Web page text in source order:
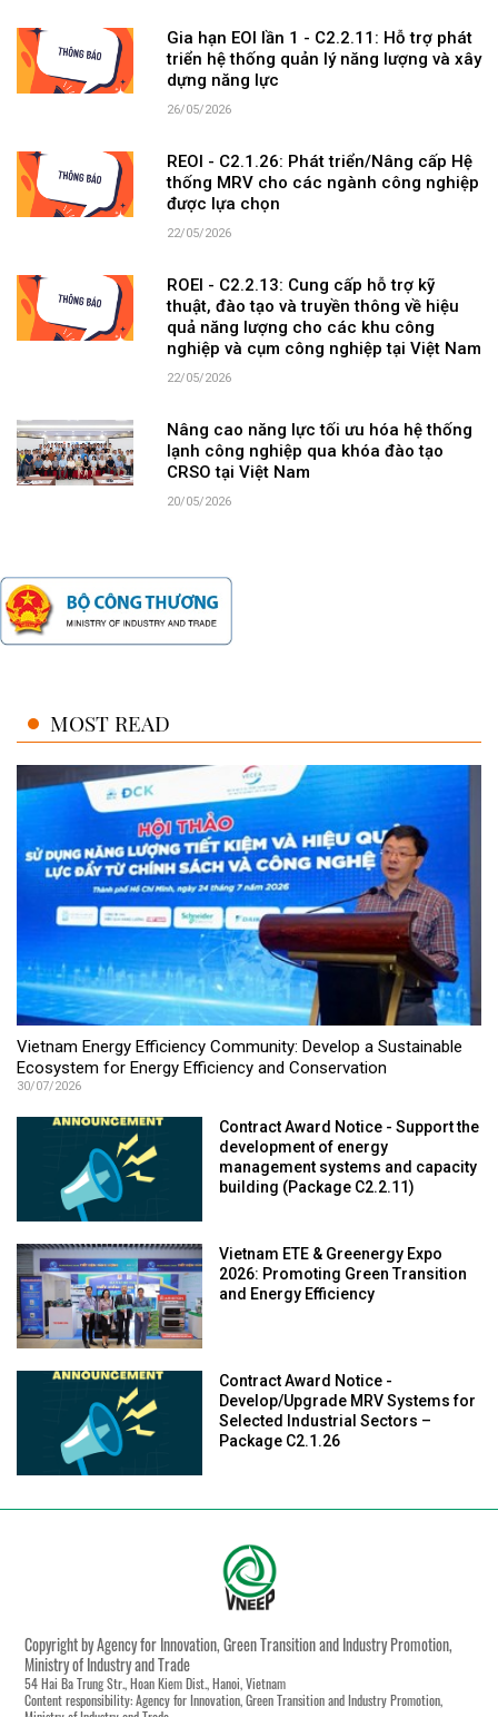
Gia hạn EOI lần 1 - C2.2.11: Hỗ trợ phát
triển hệ thống quản lý năng lượng và xây
dựng năng lực
26/05/2026
REOI - C2.1.26: Phát triển/Nâng cấp Hệ
thống MRV cho các ngành công nghiệp
được lựa chọn
22/05/2026
ROEI - C2.2.13: Cung cấp hỗ trợ kỹ
thuật, đào tạo và truyền thông về hiệu
quả năng lượng cho các khu công
nghiệp và cụm công nghiệp tại Việt Nam
22/05/2026
Nâng cao năng lực tối ưu hóa hệ thống
lạnh công nghiệp qua khóa đào tạo
CRSO tại Việt Nam
20/05/2026
MOST READ
Vietnam Energy Efficiency Community: Develop a Sustainable
Ecosystem for Energy Efficiency and Conservation
30/07/2026
Contract Award Notice - Support the
development of energy
management systems and capacity
building (Package C2.2.11)
Vietnam ETE & Greenergy Expo
2026: Promoting Green Transition
and Energy Efficiency
Contract Award Notice -
Develop/Upgrade MRV Systems for
Selected Industrial Sectors –
Package C2.1.26
Copyright by Agency for Innovation, Green Transition and Industry Promotion,
Ministry of Industry and Trade
54 Hai Ba Trung Str., Hoan Kiem Dist., Hanoi, Vietnam
Content responsibility: Agency for Innovation, Green Transition and Industry Promotion,